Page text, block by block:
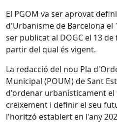
El PGOM va ser aprovat
d'Urbanisme de Barcelona el
ser publicat al DOGC el 13
partir del qual és vigent.
La redacció del nou Pla
Municipal (POUM) de Sant
d'ordenar urbanísticament
creixement i definir el seu
l'horitzó establert en l'any